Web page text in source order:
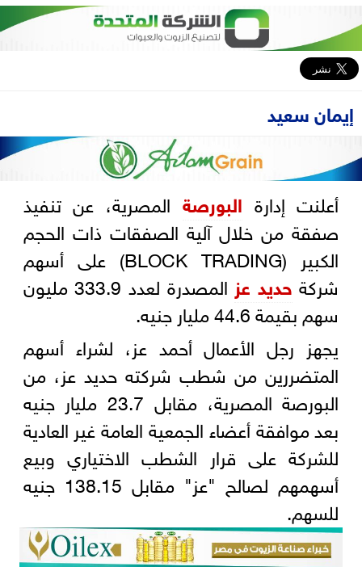
إيمان سعيد
أعلنت إدارة البورصة المصرية، عن تنفيذ
صفقة من خلال آلية الصفقات ذات الحجم
الكبير (BLOCK TRADING) على أسهم
شركة حديد عز
المصدرة لعدد 333.9 مليون
سهم بقيمة 44.6 مليار جنيه.
يجهز رجل الأعمال أحمد عز، لشراء أسهم
المتضررين من شطب شركته حديد عز، من
البورصة المصرية، مقابل 23.7 مليار جنيه
بعد موافقة أعضاء الجمعية العامة غير العادية
للشركة على قرار الشطب الاختياري وبيع
أسهمهم لصالح "عز" مقابل 138.15 جنيه
للسهم.